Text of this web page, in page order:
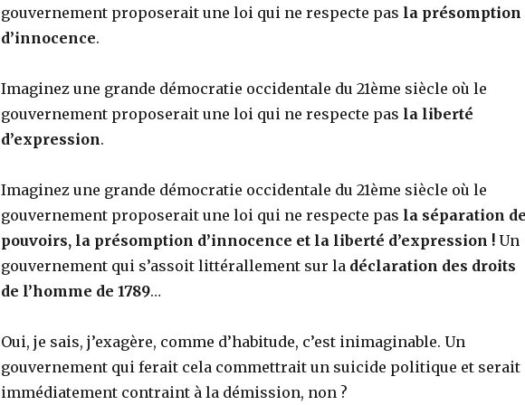
gouvernement proposerait une loi qui ne respecte pas la présomption
d’innocence.
Imaginez une grande démocratie occidentale du 21ème siècle où le
gouvernement proposerait une loi qui ne respecte pas la liberté
d’expression.
Imaginez une grande démocratie occidentale du 21ème siècle où le
gouvernement proposerait une loi qui ne respecte pas la séparation
pouvoirs, la présomption d’innocence et la liberté d’expression !Un
gouvernement qui s’assoit littérallement sur la déclaration des droits
de l’homme de 1789…
Oui, je sais, j’exagère, comme d’habitude, c’est inimaginable. Un
gouvernement qui ferait cela commettrait un suicide politique et serait
immédiatement contraint à la démission, non ?